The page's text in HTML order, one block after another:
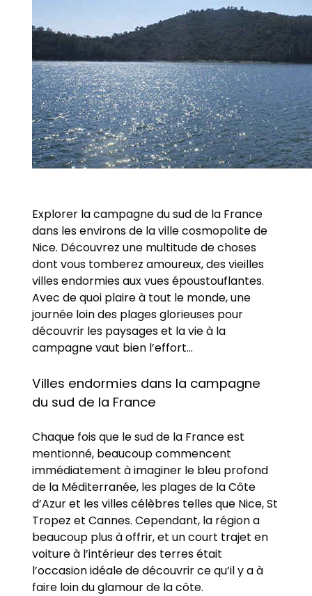
Explorer la campagne du sud de la France
dans les environs de la ville cosmopolite de
Nice. Découvrez une multitude de choses
dont vous tomberez amoureux, des vieilles
villes endormies aux vues époustouflantes.
Avec de quoi plaire à tout le monde, une
journée loin des plages glorieuses pour
découvrir les paysages et la vie à la
campagne vaut bien l’effort…
Villes endormies dans la campagne
du sud de la France
Chaque fois que le sud de la France est
mentionné, beaucoup commencent
immédiatement à imaginer le bleu profond
de la Méditerranée, les plages de la Côte
d’Azur et les villes célèbres telles que Nice, St
Tropez et Cannes. Cependant, la région a
beaucoup plus à offrir, et un court trajet en
voiture à l’intérieur des terres était
l’occasion idéale de découvrir ce qu’il y a à
faire loin du glamour de la côte.